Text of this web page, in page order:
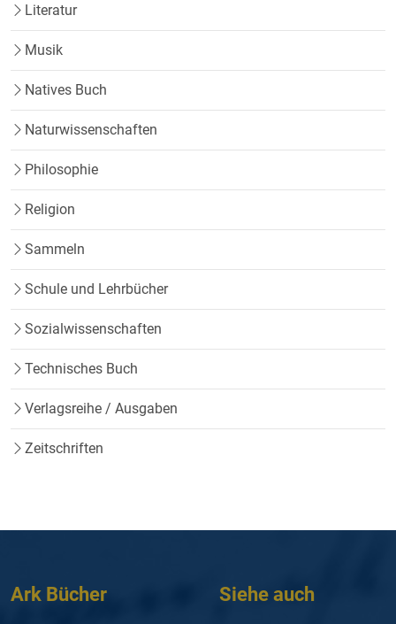
Literatur
Musik
Natives Buch
Naturwissenschaften
Philosophie
Religion
Sammeln
Schule und Lehrbücher
Sozialwissenschaften
Technisches Buch
Verlagsreihe / Ausgaben
Zeitschriften
Ark Bücher Siehe auch